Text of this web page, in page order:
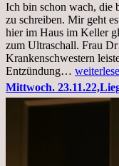
Ich bin schon wach, die
zu schreiben. Mir geht
hier im Haus im Keller
zum Ultraschall. Frau
Krankenschwestern
Entzündung… Freitag,
Kleines
Mittwoch.